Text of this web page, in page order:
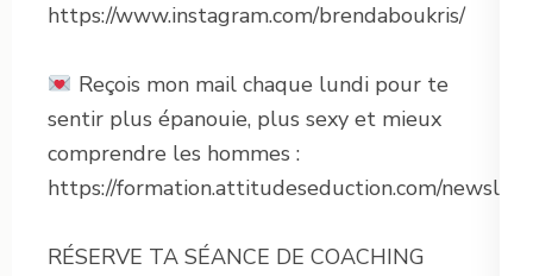
https://www.instagram.com/brendaboukris/
Reçois mon mail chaque lundi pour te
sentir plus épanouie, plus sexy et mieux
comprendre les hommes :
https://formation.attitudeseduction.com/
RÉSERVE TA SÉANCE DE COACHING